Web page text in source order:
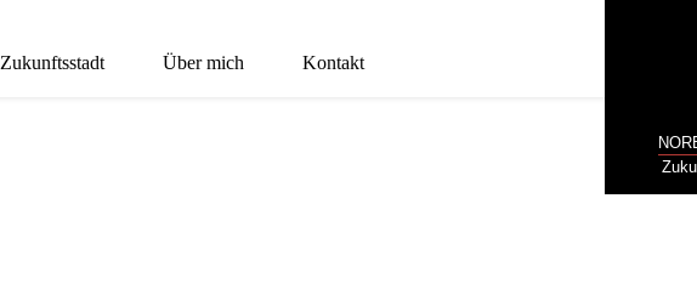
Zukunftsstadt Über mich Kontakt